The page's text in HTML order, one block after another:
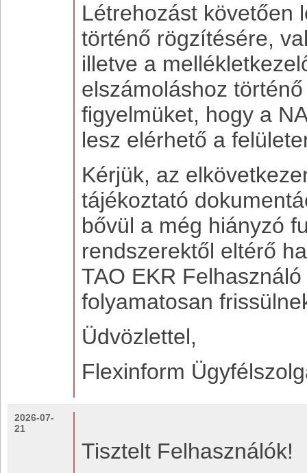
Létrehozást követően
történő rögzítésére,
illetve a
elszámoláshoz
figyelmüket, hogy a
lesz elérhető a
Kérjük, az
tájékoztató
bővül a még hiányzó
rendszerektől eltérő
TAO EKR
folyamatosan
Üdvözlettel,
Flexinform
2026-07-
21
Tisztelt Felhasználók!